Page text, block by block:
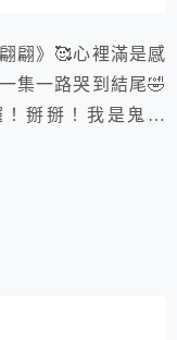
翩》🥰心裡滿是感
集一路哭到結尾🤣
掰掰！我是鬼媽